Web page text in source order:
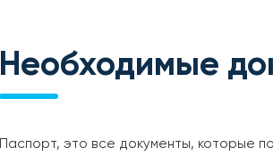
Необходимые
Паспорт, это все документы, которые